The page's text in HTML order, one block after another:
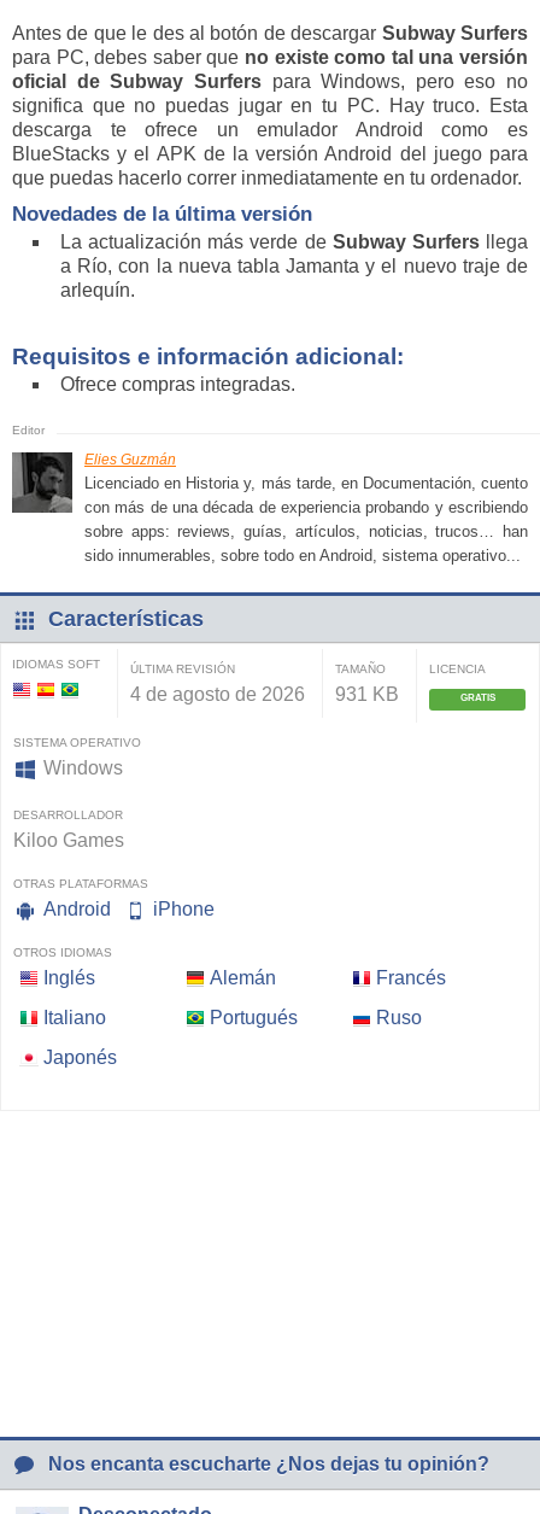
Antes de que le des al botón de descargar Subway Surfers
para PC, debes saber que no existe como tal una versión
oficial de Subway Surferspara Windows, pero eso no
significa que no puedas jugar en tu PC. Hay truco. Esta
descarga te ofrece un emulador Android como es
BlueStacks y el APK de la versión Android del juego para
que puedas hacerlo correr inmediatamente en tu ordenador.
Novedades de la última versión
La actualización más verde de Subway Surfersllega
a Río, con la nueva tabla Jamanta y el nuevo traje de
arlequín.
Requisitos e información adicional:
Ofrece compras integradas.
Elies Guzmán
Licenciado en Historia y, más tarde, en Documentación, cuento
con más de una década de experiencia probando y escribiendo
sobre apps: reviews, guías, artículos, noticias, trucos… han
sido innumerables, sobre todo en Android, sistema operativo...
Características
IDIOMAS SOFT ÚLTIMA REVISIÓN
4 de agosto de 2026
TAMAÑO
931 KB
LICENCIA
GRATIS
SISTEMA OPERATIVO
Windows
DESARROLLADOR
Kiloo Games
OTRAS PLATAFORMAS
Android iPhone
OTROS IDIOMAS
Inglés Alemán
Francés
Italiano
Portugués
Ruso
Japonés
Nos encanta escucharte ¿Nos dejas tu opinión?